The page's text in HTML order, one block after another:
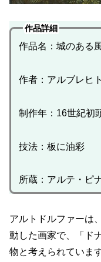
作品詳細
作品名：城のある
作者：アルブレヒ
制作年：16世紀初
技法：板に油彩
所蔵：アルテ・ピ
アルトドルファーは
動した画家で、「ド
物と考えられていま